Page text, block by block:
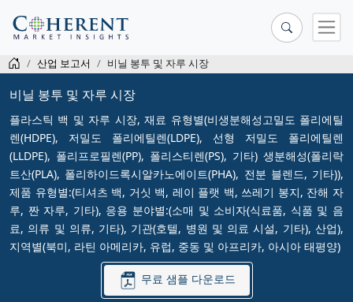
산업 보고서 비닐 봉투 및 자루 시장
비닐 봉투 및 자루 시장
플라스틱 백 및 자루 시장, 재료 유형별(비생분해성고밀도 폴리에틸
렌(HDPE), 저밀도 폴리에틸렌(LDPE), 선형 저밀도 폴리에틸렌
(LLDPE), 폴리프로필렌(PP), 폴리스티렌(PS), 기타) 생분해성(폴리락
트산(PLA), 폴리하이드록시알카노에이트(PHA), 전분 블렌드, 기타)),
제품 유형별:(티셔츠 백, 거싯 백, 레이 플랫 백, 쓰레기 봉지, 잔해 자
루, 짠 자루, 기타), 응용 분야별:(소매 및 소비자(식료품, 식품 및 음
료, 의류 및 의류, 기타), 기관(호텔, 병원 및 의료 시설, 기타), 산업),
지역별(북미, 라틴 아메리카, 유럽, 중동 및 아프리카, 아시아 태평양)
무료 샘플 다운로드